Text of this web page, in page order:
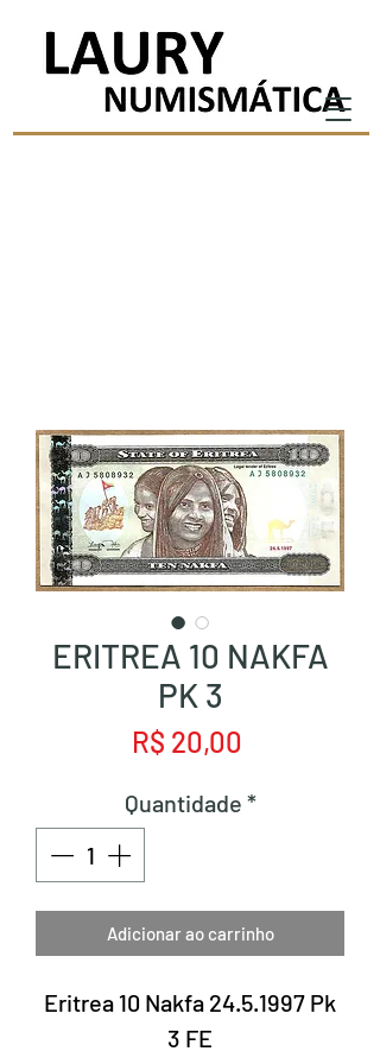
ERITREA 10 NAKFA
PK 3
R$ 20,00
Quantidade *
Adicionar ao carrinho
Eritrea 10 Nakfa 24.5.1997 Pk
3 FE